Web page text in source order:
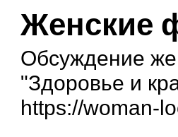
Женские
Обсуждение
"Здоровье и
https://woman-